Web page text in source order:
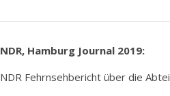
NDR, Hamburg Journal 2019:
NDR Fehrnsehbericht über die